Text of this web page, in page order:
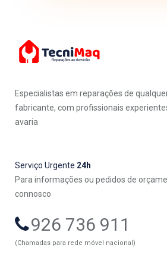
Especialistas em reparações de
fabricante, com profissionais
avaria
Serviço Urgente 24h
Para informações ou pedidos de
connosco
926 736 911
(Chamadas para rede móvel nacional)